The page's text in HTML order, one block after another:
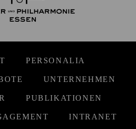
PERSONALIA
UNTERNEHMEN
PUBLIKATIONEN
INTRANET